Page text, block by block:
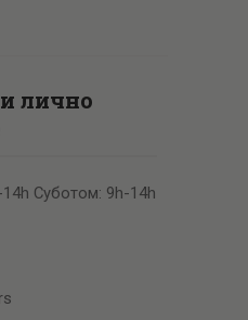
лично
Суботом: 9h-14h